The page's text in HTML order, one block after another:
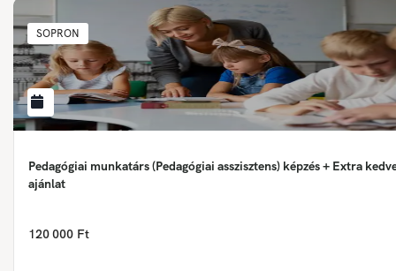
SOPRON
Pedagógiai munkatárs (Pedagógiai asszisztens) képzés + Extra
ajánlat
120 000 Ft